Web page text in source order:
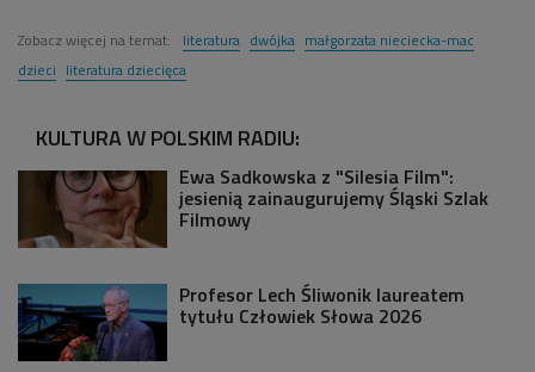
Zobacz więcej na temat: literatura dwójka małgorzata nieciecka-mac
dzieci literatura dziecięca
KULTURA W POLSKIM RADIU:
Ewa Sadkowska z "Silesia Film":
jesienią zainaugurujemy Śląski Szlak
Filmowy
Profesor Lech Śliwonik laureatem
tytułu Człowiek Słowa 2026